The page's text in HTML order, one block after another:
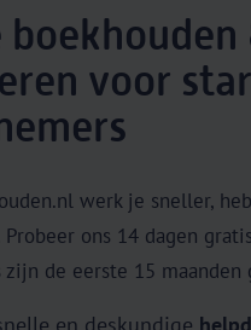
boekhouden
voor
werk je sneller,
ons 14 dagen
zijn de eerste 15 maanden